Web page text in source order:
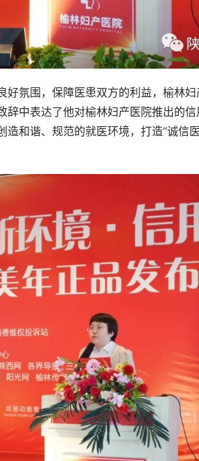
氛围，保障医患双方的利益，榆林
中表达了他对榆林妇产医院推出的
和谐、规范的就医环境，打造“诚信